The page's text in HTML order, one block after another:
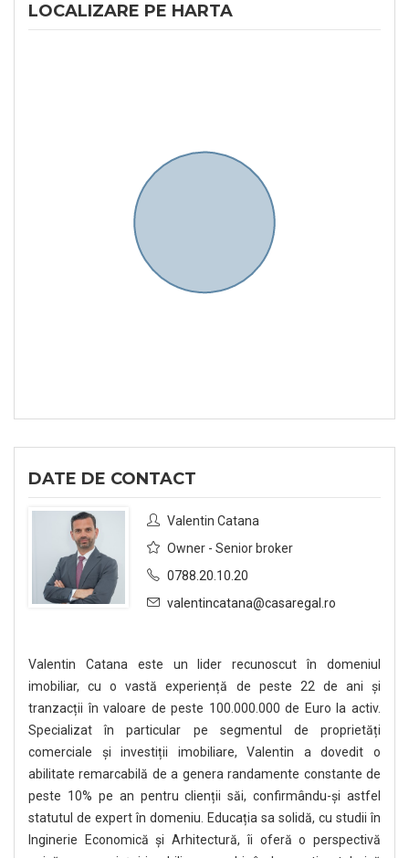
LOCALIZARE PE HARTA
DATE DE CONTACT
Valentin Catana
Owner - Senior broker
0788.20.10.20
valentincatana@casaregal.ro
Valentin Catana este un lider recunoscut în domeniul
imobiliar, cu o vastă experiență de peste 22 de ani și
tranzacții în valoare de peste 100.000.000 de Euro la activ.
Specializat în particular pe segmentul de proprietăți
comerciale și investiții imobiliare, Valentin a dovedit o
abilitate remarcabilă de a genera randamente constante de
peste 10% pe an pentru clienții săi, confirmându-și astfel
statutul de expert în domeniu. Educația sa solidă, cu studii în
Inginerie Economică și Arhitectură, îi oferă o perspectivă